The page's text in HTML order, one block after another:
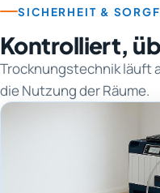
SICHERHEIT &
Kontrolliert,
Trocknungstechnik läuft
die Nutzung der Räume.